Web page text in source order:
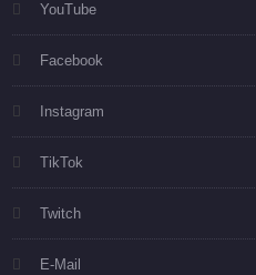
YouTube
Facebook
Instagram
TikTok
Twitch
E-Mail